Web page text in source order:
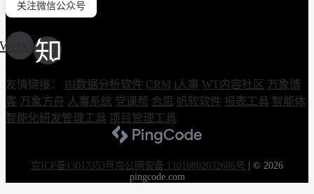
关注微信公众号
Weixin
友情链接： BI数据分析软件 CRM i人事 WT内容社区 万象博
客 万象方舟 人事系统 党课帮 合思 帆软软件 报表工具 智能体
智能化研发管理工具 项目管理工具
京ICP备13017353号京公网安备 11010802032686号
© 2026
pingcode.com